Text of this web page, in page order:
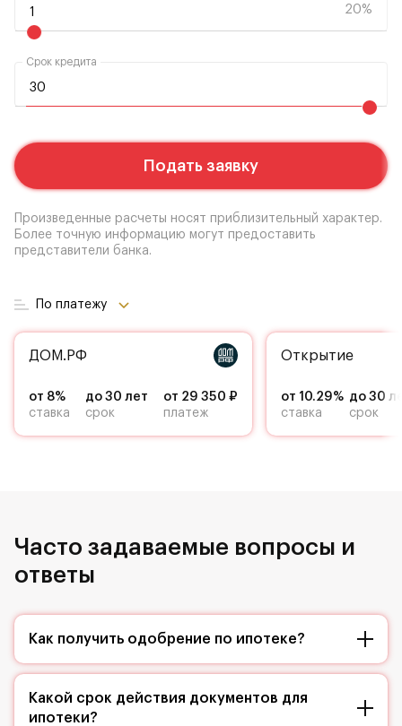
20%
Срок кредита
Подать заявку
Произведенные расчеты носят приблизительный характер.
Более точную информацию могут предоставить
представители банка.
По платежу
ДОМ.РФ
от 8%
ставка
до 30 лет
срок
от 29 350 ₽
платеж
Открытие
от 10.29%
ставка
до 30
срок
Часто задаваемые вопросы и
ответы
Как получить одобрение по ипотеке?
Какой срок действия документов для
ипотеки?